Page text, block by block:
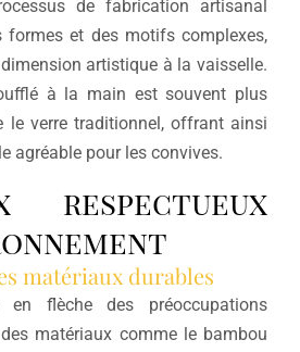
de fabrication artisanal
formes et des motifs complexes,
artistique à la vaisselle.
à la main est souvent plus
le verre traditionnel, offrant ainsi
agréable pour les convives.
respectueux
matériaux durables
flèche des préoccupations
matériaux comme le bambou